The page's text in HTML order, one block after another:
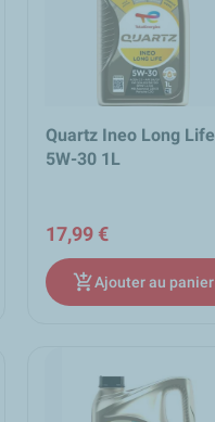
Quartz Ineo Long Life
5W-30 1L
17,99 €
add_shopping_cartAjouter au panier